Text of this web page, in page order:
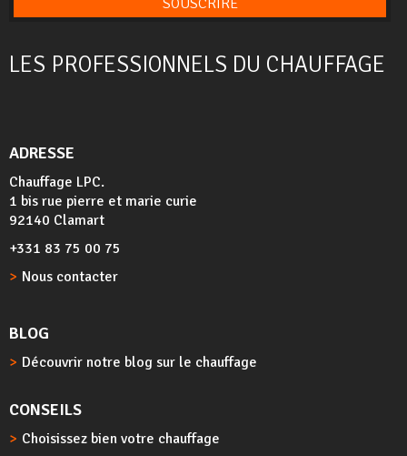
SOUSCRIRE
LES PROFESSIONNELS DU CHAUFFAGE
ADRESSE
Chauffage LPC.
1 bis rue pierre et marie curie
92140 Clamart
+331 83 75 00 75
Nous contacter
BLOG
Découvrir notre blog sur le chauffage
CONSEILS
Choisissez bien votre chauffage